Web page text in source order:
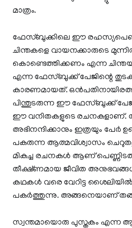
മാത്രം.
ഫേസ്ബുക്കിലെ ഈ
ചിന്തകളെ വായനക്കാരുടെ
കൊണ്ടെത്തിക്കണം എന്ന
എന്ന ഫേസ്ബുക്ക് പേജിന്റെ
കാരണമായത്‌.
പിന്തുടരുന്ന ഈ ഫേസ്ബുക്ക്
ഈ വനിതകളുടെ രചനകളാണ്.
അഭിനന്ദിക്കാനും ഇത്രയും പേര്‍
പകരുന്ന ആത്മവിശ്വാസം
മികച്ച രചനകള്‍ ആണ്
തീക്ഷ്ണമായ ജീവിത
കഥകള്‍ വരെ വേറിട്ട
പകര്‍ത്തുന്നു. അങ്ങനെയാണ്
സ്വന്തമായൊരു പുസ്തകം എന്ന